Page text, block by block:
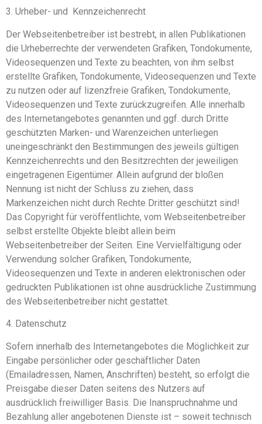
3. Urheber- und Kennzeichenrecht
Der Webseitenbetreiber ist bestrebt, in allen Publikationen
die Urheberrechte der verwendeten Grafiken, Tondokumente,
Videosequenzen und Texte zu beachten, von ihm selbst
erstellte Grafiken, Tondokumente, Videosequenzen und Texte
zu nutzen oder auf lizenzfreie Grafiken, Tondokumente,
Videosequenzen und Texte zurückzugreifen. Alle innerhalb
des Internetangebotes genannten und ggf. durch Dritte
geschützten Marken- und Warenzeichen unterliegen
uneingeschränkt den Bestimmungen des jeweils gültigen
Kennzeichenrechts und den Besitzrechten der jeweiligen
eingetragenen Eigentümer. Allein aufgrund der bloßen
Nennung ist nicht der Schluss zu ziehen, dass
Markenzeichen nicht durch Rechte Dritter geschützt sind!
Das Copyright für veröffentlichte, vom Webseitenbetreiber
selbst erstellte Objekte bleibt allein beim
Webseitenbetreiber der Seiten. Eine Vervielfältigung oder
Verwendung solcher Grafiken, Tondokumente,
Videosequenzen und Texte in anderen elektronischen oder
gedruckten Publikationen ist ohne ausdrückliche Zustimmung
des Webseitenbetreiber nicht gestattet.
4. Datenschutz
Sofern innerhalb des Internetangebotes die Möglichkeit zur
Eingabe persönlicher oder geschäftlicher Daten
(Emailadressen, Namen, Anschriften) besteht, so erfolgt die
Preisgabe dieser Daten seitens des Nutzers auf
ausdrücklich freiwilliger Basis. Die Inanspruchnahme und
Bezahlung aller angebotenen Dienste ist – soweit technisch